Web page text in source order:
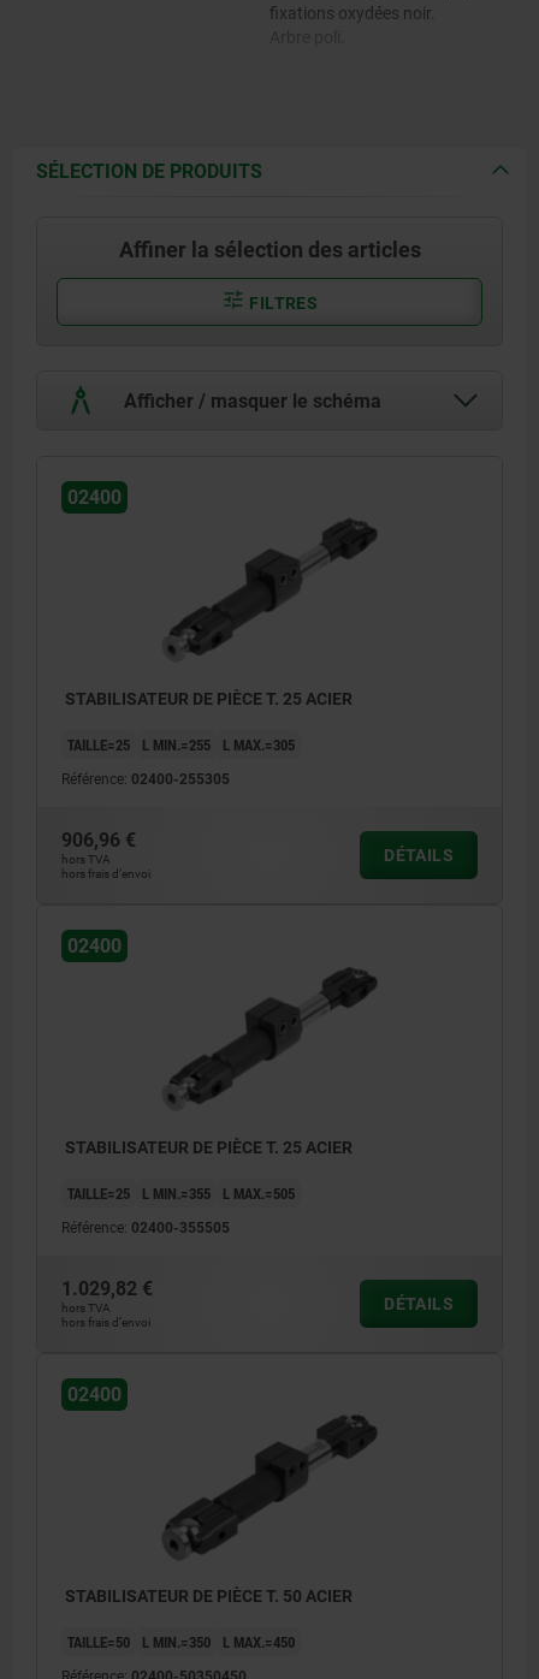
fixations oxydées noir.
SÉLECTION DE PRODUITS
Affiner la sélection des articles
FILTRES
Afficher / masquer le schéma
02400
STABILISATEUR DE PIÈCE T. 25 ACIER
TAILLE=25 L MIN.=255 L MAX.=305
Référence: 02400-255305
906,96 €
hors TVA
hors frais d’envoi
DÉTAILS
02400
STABILISATEUR DE PIÈCE T. 25 ACIER
TAILLE=25 L MIN.=355 L MAX.=505
Référence: 02400-355505
1.029,82 €
hors TVA
hors frais d’envoi
DÉTAILS
02400
STABILISATEUR DE PIÈCE T. 50 ACIER
TAILLE=50 L MIN.=350 L MAX.=450